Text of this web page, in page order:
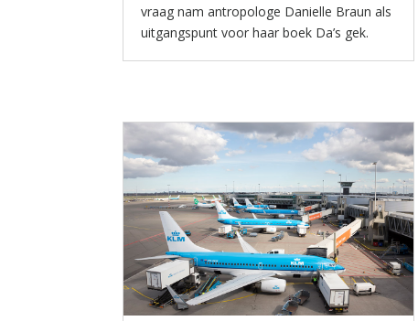
vraag nam antropologe Danielle Braun als
uitgangspunt voor haar boek Da’s gek.